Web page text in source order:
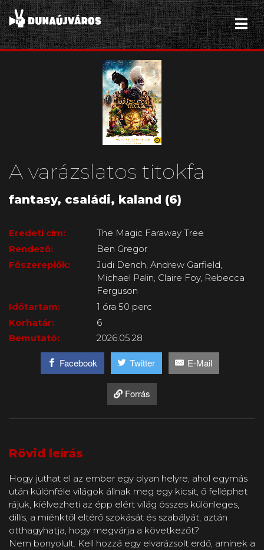
A varázslatos titokfa
fantasy, családi, kaland (6)
Eredeti cím:
The Magic Faraway Tree
Rendező:
Ben Gregor
Főszereplők:
Judi Dench, Andrew Garfield,
Michael Palin, Claire Foy, Rebecca
Ferguson
Időtartam:
1 óra 50 perc
Korhatár:
6
Bemutató:
2026.05.28
Facebook Twitter E-Mail
Forrás
Rövid leírás
Hogy juthat el az ember egy olyan helyre, ahol egymás
után különféle világok állnak meg egy kicsit, ő felléphet
rájuk, kiélvezheti az épp elért világ összes különleges,
dillis, a miénktől eltérő szokását és szabályát, aztán
otthagyhatja, hogy megvárja a következőt?
Nem bonyolult. Kell hozzá egy elvarázsolt erdő, aminek a